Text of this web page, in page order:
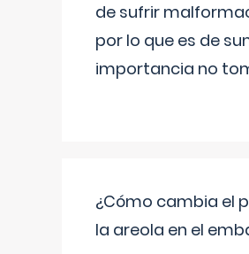
de sufrir
por lo que es de
importancia no
¿Cómo cambia el
la areola en el